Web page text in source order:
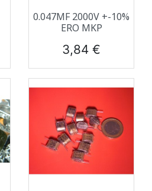
0.047ΜF 2000V +-10%
ERO MKP
Prix
3,84 €